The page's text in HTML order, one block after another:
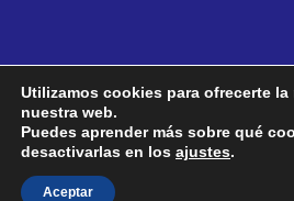
Utilizamos cookies para ofrecerte la
nuestra web.
Puedes aprender más sobre qué
desactivarlas en los ajustes.
Aceptar